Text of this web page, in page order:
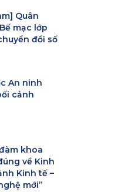
Quân
mạc lớp
đổi số
An ninh
cảnh
khoa
về Kinh
Kinh tế –
mới”